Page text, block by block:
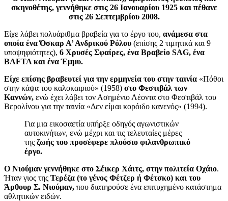
σκηνοθέτης, γεννήθηκε στις 26 Ιανουαρίου 1925 και πέθανε
στις 26 Σεπτεμβρίου 2008.
Είχε λάβει πολυάριθμα βραβεία για το έργο του, ανάμεσα στα
οποία ένα Όσκαρ Α’ Ανδρικού Ρόλου (επίσης 2 τιμητικά και 9
υποψηφιότητες), 6 Χρυσές Σφαίρες, ένα Βραβείο SAG, ένα
BAFTA και ένα Έμμυ.
Είχε επίσης βραβευτεί για την ερμηνεία του στην ταινία «Πόθοι
στην κάψα του καλοκαιριού» (1958) στο Φεστιβάλ των
Καννών, ενώ έχει λάβει τον Ασημένιο Λέοντα στο Φεστιβάλ του
Βερολίνου για την ταινία «Δεν είμαι κορόιδο κανενός» (1994).
Για μια εικοσαετία υπήρξε οδηγός αγωνιστικών
αυτοκινήτων, ενώ μέχρι και τις τελευταίες μέρες
της ζωής του προσέφερε πλούσιο φιλανθρωπικό
έργο.
Ο Νιούμαν γεννήθηκε στο Σέικερ Χάιτς, στην πολιτεία Οχάιο.
Ήταν γιος της Τερέζα (το γένος Φέτζερ ή Φέτσκο) και του
Άρθουρ Σ. Νιούμαν, που διατηρούσε ένα επιτυχημένο κατάστημα
αθλητικών ειδών.